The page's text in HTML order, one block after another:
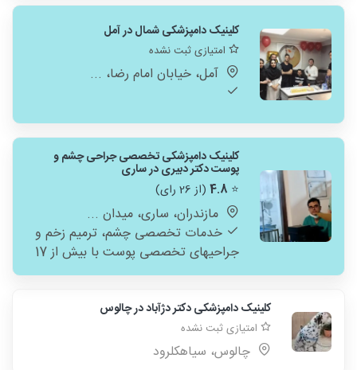
کلینیک دامپزشکی شمال در آمل
امتیازی ثبت نشده
آمل، خیابان امام رضا، ...
کلینیک دامپزشکی تخصصی جراحی چشم و
پوست دکتر دبیری در ساری
⭐
4.8 (از 26 رای)
مازندران، ساری، میدان ...
خدمات تخصصی چشم، ترمیم زخم و
جراحیهای تخصصی پوست با بیش از 17
سال سابقه.
کلینیک دامپزشکی دکتر دژآباد در چالوس
امتیازی ثبت نشده
چالوس، سیاهکلرود